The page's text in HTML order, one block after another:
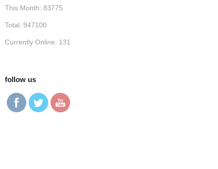
This Month: 83775
Total: 947100
Currently Online: 131
follow us